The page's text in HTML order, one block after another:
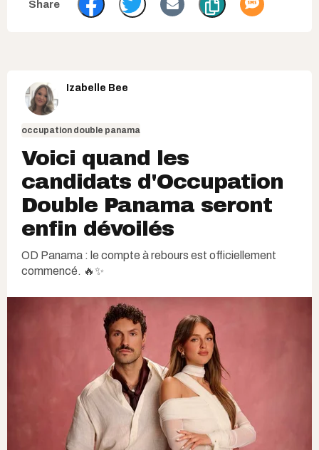
Izabelle Bee
occupation double panama
Voici quand les
candidats d'Occupation
Double Panama seront
enfin dévoilés
OD Panama : le compte à rebours est officiellement
commencé. 🔥✨